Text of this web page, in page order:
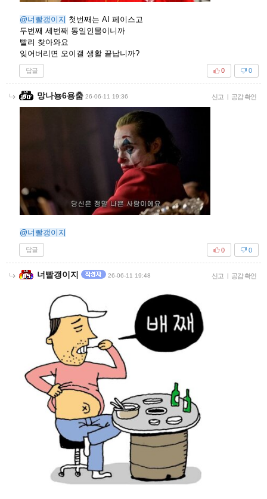
@너빨갱이지 첫번째는 AI 페이스고
두번째 세번째 동일인물이니까
빨리 찾아와요
잊어버리면 오이갤 생활 끝납니까?
답글 0
0
망나뇽6용춤 26-06-11 19:36 신고 | 공감 확인
@너빨갱이지
답글 0
0
너빨갱이지 26-06-11 19:48 신고 | 공감 확인